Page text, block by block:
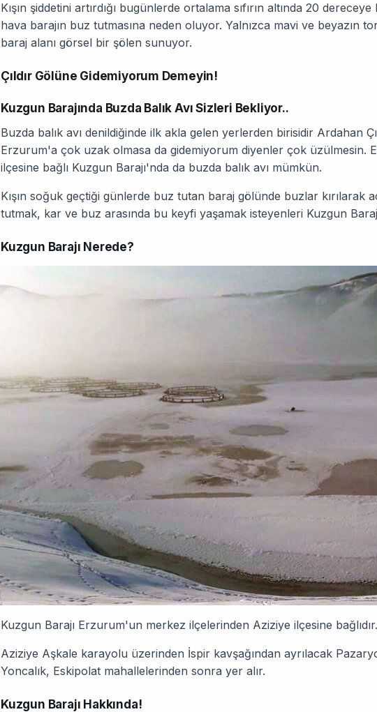
Kışın şiddetini artırdığı bugünlerde ortalama sıfırın altında 20
hava barajın buz tutmasına neden oluyor. Yalnızca mavi ve beyazın
baraj alanı görsel bir şölen sunuyor.
Çıldır Gölüne Gidemiyorum Demeyin!
Kuzgun Barajında Buzda Balık Avı Sizleri Bekliyor..
Buzda balık avı denildiğinde ilk akla gelen yerlerden birisidir Ardahan
Erzurum'a çok uzak olmasa da gidemiyorum diyenler çok üzülmesin.
ilçesine bağlı Kuzgun Barajı'nda da buzda balık avı mümkün.
Kışın soğuk geçtiği günlerde buz tutan baraj gölünde buzlar kırılarak
tutmak, kar ve buz arasında bu keyfi yaşamak isteyenleri Kuzgun
Kuzgun Barajı Nerede?
Kuzgun Barajı Erzurum'un merkez ilçelerinden Aziziye ilçesine bağlıdır.
Aziziye Aşkale karayolu üzerinden İspir kavşağından ayrılacak
Yoncalık, Eskipolat mahallelerinden sonra yer alır.
Kuzgun Barajı Hakkında!